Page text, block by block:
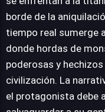
borde de la
tiempo real sumerge
donde hordas de
poderosas y
civilización. La
el protagonista debe